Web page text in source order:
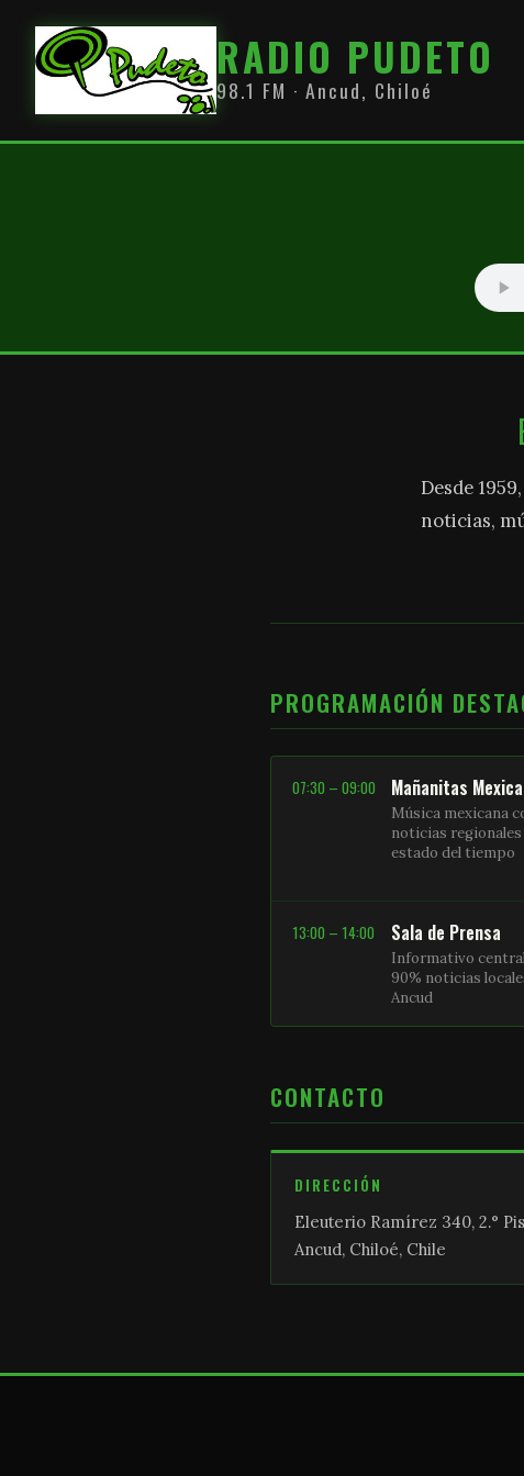
RADIO PUDETO
98.1 FM · Ancud, Chiloé
Desde
noticias,
PROGRAMACIÓN
07:30 – 09:00 Mañanitas
Música mexicana
noticias regionales
estado del tiempo
13:00 – 14:00 Sala de Prensa
Informativo
90% noticias
Ancud
CONTACTO
DIRECCIÓN
Eleuterio Ramírez 340, 2.°
Ancud, Chiloé, Chile